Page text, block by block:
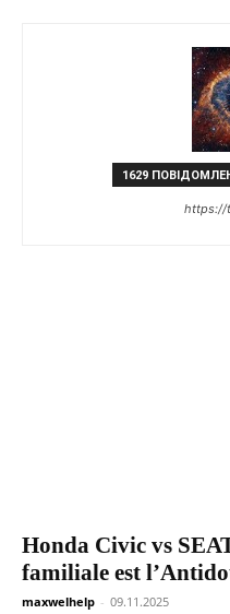
1629
https://
Honda Civic vs
familiale est
maxwelhelp - 09.11.2025